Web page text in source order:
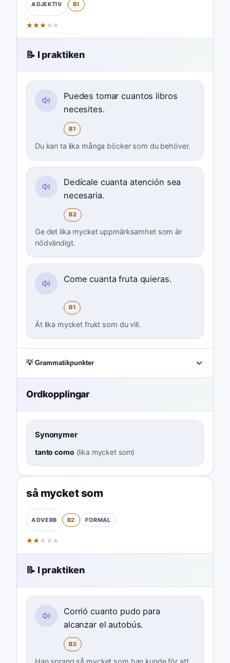
ADJEKTIV B1
★★★ ★ ★
📝 I praktiken
Puedes tomar cuantos libros
necesites.
B1
Du kan ta lika många böcker som du behöver.
Dedícale cuanta atención sea
necesaria.
B2
Ge det lika mycket uppmärksamhet som är
nödvändigt.
Come cuanta fruta quieras.
B1
Ät lika mycket frukt som du vill.
💡 Grammatikpunkter
Ordkopplingar
Synonymer
tanto como (lika mycket som)
så mycket som
ADVERB B2 FORMAL
★★ ★ ★ ★
📝 I praktiken
Corrió cuanto pudo para
alcanzar el autobús.
B2
Han sprang så mycket som han kunde för att